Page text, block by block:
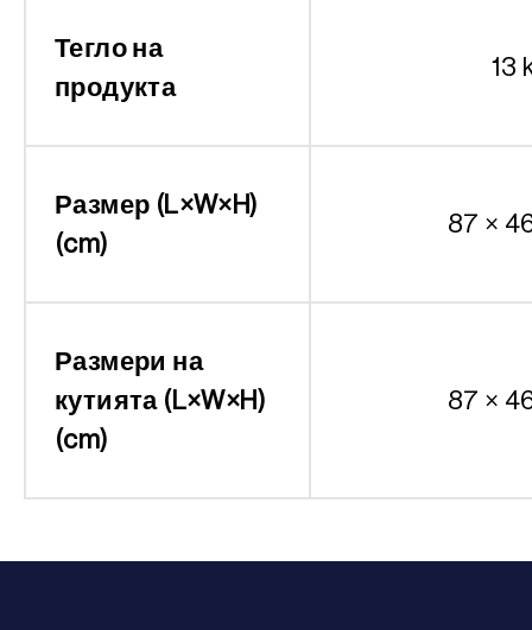
Тегло на
продукта
13
Размер (L×W×H)
(cm)
87 ×
Размери на
кутията (L×W×H)
(cm)
87 ×